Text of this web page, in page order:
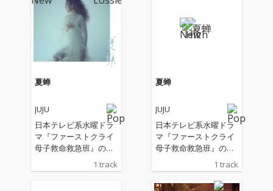
夏蝉
JUJU
日本テレビ系水曜ドラ
マ『ファーストクライ
母子救命救急班』の主
1 track
夏蝉
JUJU
日本テレビ系水曜ドラ
マ『ファーストクライ
母子救命救急班』の主
1 track